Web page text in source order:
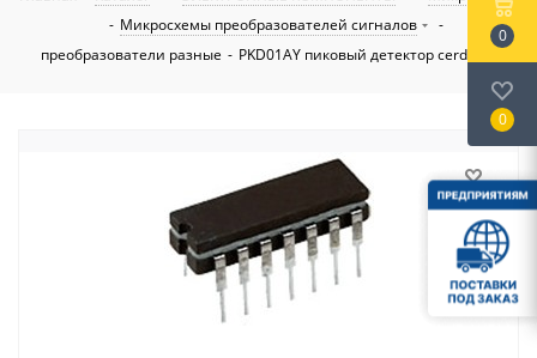
- Микросхемы преобразователей сигналов
-
преобразователи разные - PKD01AY пиковый детектор cerdip14
0
0